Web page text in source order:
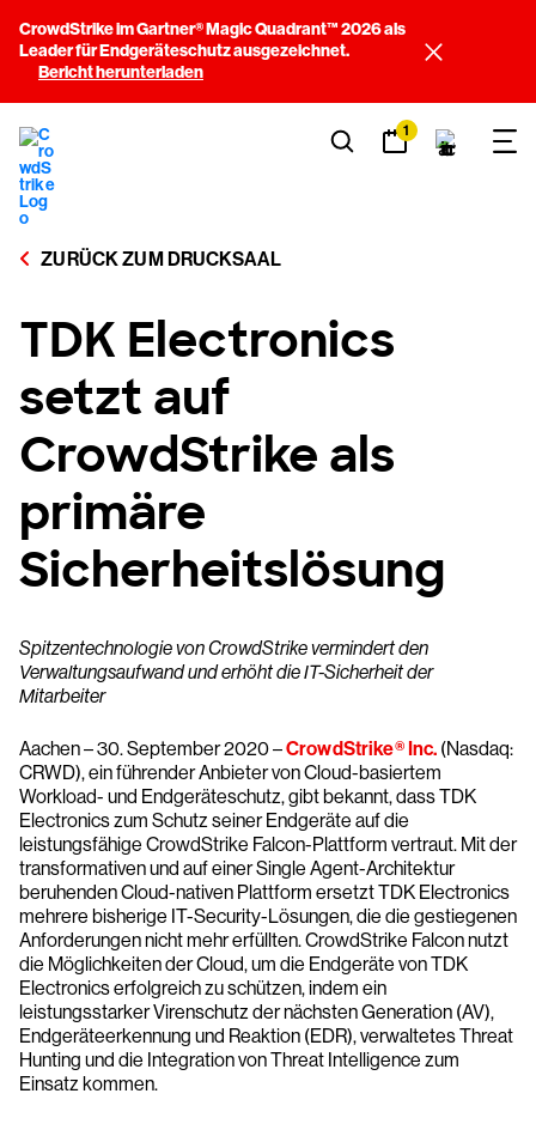
CrowdStrike im Gartner® Magic Quadrant™ 2026 als
Leader für Endgeräteschutz ausgezeichnet.
Bericht herunterladen
1
ZURÜCK ZUM DRUCKSAAL
TDK Electronics
setzt auf
CrowdStrike als
primäre
Sicherheitslösung
Spitzentechnologie von CrowdStrike vermindert den
Verwaltungsaufwand und erhöht die IT-Sicherheit der
Mitarbeiter
Aachen – 30. September 2020 –CrowdStrike®Inc. (Nasdaq:
CRWD), ein führender Anbieter von Cloud-basiertem
Workload- und Endgeräteschutz, gibt bekannt, dass TDK
Electronics zum Schutz seiner Endgeräte auf die
leistungsfähige CrowdStrike Falcon-Plattform vertraut. Mit der
transformativen und auf einer Single Agent-Architektur
beruhenden Cloud-nativen Plattform ersetzt TDK Electronics
mehrere bisherige IT-Security-Lösungen, die die gestiegenen
Anforderungen nicht mehr erfüllten. CrowdStrike Falcon nutzt
die Möglichkeiten der Cloud, um die Endgeräte von TDK
Electronics erfolgreich zu schützen, indem ein
leistungsstarker Virenschutz der nächsten Generation (AV),
Endgeräteerkennung und Reaktion (EDR), verwaltetes Threat
Hunting und die Integration von Threat Intelligence zum
Einsatz kommen.